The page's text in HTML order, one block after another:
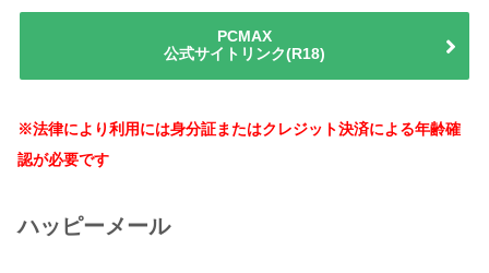
PCMAX
公式サイトリンク(R18)
※法律により利用には身分証またはクレジット決済による年齢確
認が必要です
ハッピーメール